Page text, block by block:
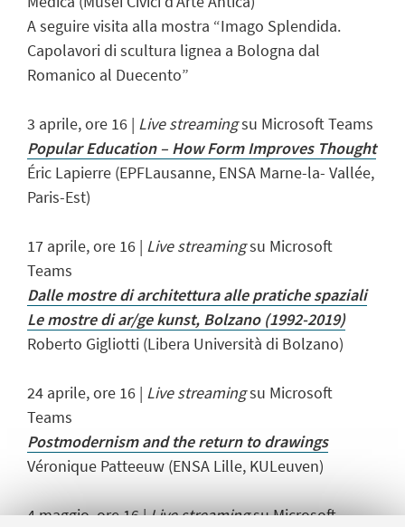
A seguire visita alla mostra “Imago Splendida.
Capolavori di scultura lignea a Bologna dal
Romanico al Duecento”
3 aprile, ore 16 | Live streamingsu Microsoft Teams
Popular Education – How Form Improves Thought
Éric Lapierre (EPFLausanne, ENSA Marne-la- Vallée,
Paris-Est)
17 aprile, ore 16 | Live streamingsu Microsoft
Teams
Dalle mostre di architettura alle pratiche spaziali
Le mostre di ar/ge kunst, Bolzano (1992-2019)
Roberto Gigliotti (Libera Università di Bolzano)
24 aprile, ore 16 | Live streamingsu Microsoft
Teams
Postmodernism and the return to drawings
Véronique Patteeuw (ENSA Lille, KULeuven)
4 maggio, ore 16 |Live streamingsu Microsoft